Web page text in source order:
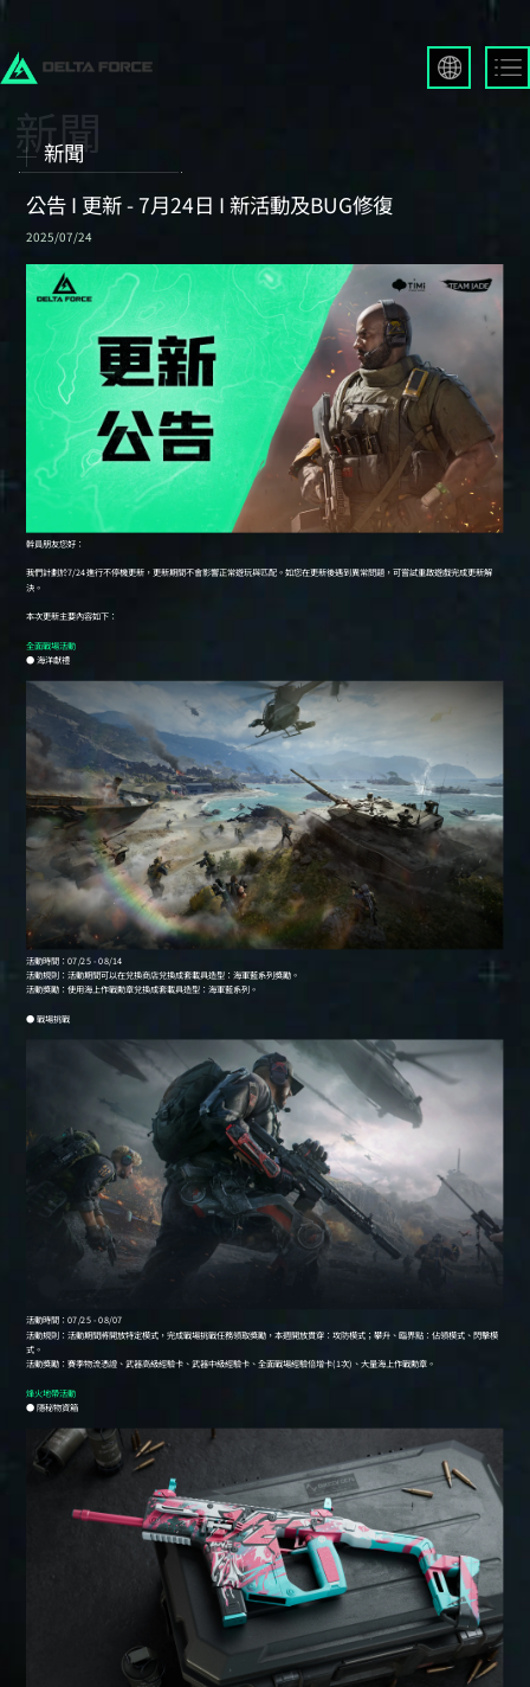
Русский
Deutsch
繁體中文
Português
한국어
日本語
Türkçe
新聞
公告 I 更新 - 7月24日 I 新活動及BUG修復
2025/07/24